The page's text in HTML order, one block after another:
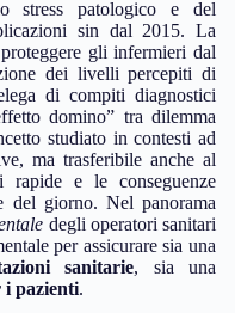
stress patologico e del
sin dal 2015. La
gli infermieri dal
dei livelli percepiti di
di compiti diagnostici
domino” tra dilemma
studiato in contesti ad
ma trasferibile anche al
rapide e le conseguenze
del giorno. Nel panorama
degli operatori sanitari
per assicurare sia una
sanitarie, sia una
i pazienti.